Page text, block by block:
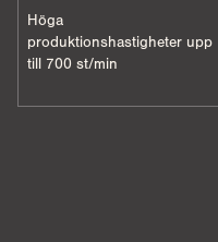
Höga
produktionshastigheter upp
till 700 st/min